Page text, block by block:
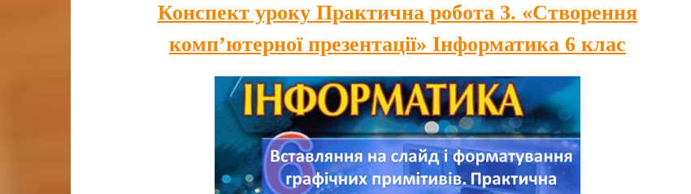
Конспект уроку Практична робота 3. «Створення
комп’ютерної презентації» Інформатика 6 клас